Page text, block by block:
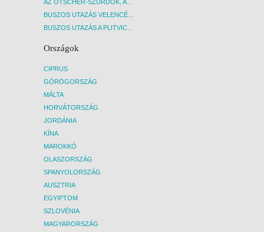
Országok
CIPRUS
GÖRÖGORSZÁG
MÁLTA
HORVÁTORSZÁG
JORDÁNIA
KÍNA
MAROKKÓ
OLASZORSZÁG
SPANYOLORSZÁG
AUSZTRIA
EGYIPTOM
SZLOVÉNIA
MAGYARORSZÁG